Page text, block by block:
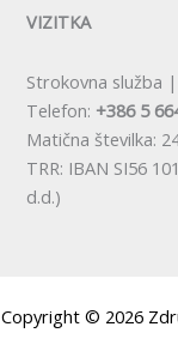
VIZITKA
Strokovna služba
Telefon: +386 5
Matična številka:
TRR: IBAN SI56
d.d.)
Copyright © 2026